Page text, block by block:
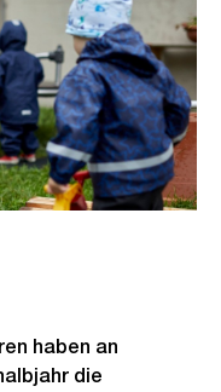
haben an
die